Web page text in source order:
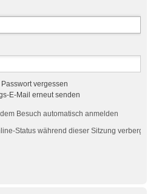
vergessen
E-Mail erneut senden
Besuch automatisch anmelden
Status während dieser Sitzung verbergen